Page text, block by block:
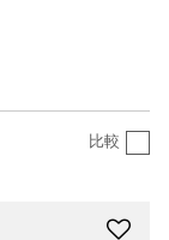
比較